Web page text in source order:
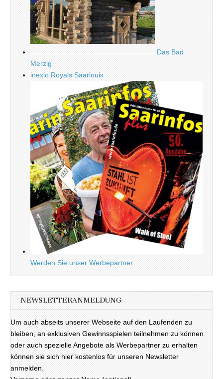
Das Bad
Merzig
inexio Royals Saarlouis
Werden Sie unser Werbepartner
NEWSLETTERANMELDUNG
Um auch abseits unserer Webseite auf den Laufenden zu
bleiben, an exklusiven Gewinnsspielen teilnehmen zu können
oder auch spezielle Angebote als Werbepartner zu erhalten
können sie sich hier kostenlos für unseren Newsletter
anmelden.